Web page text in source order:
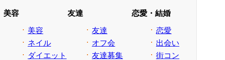
美容
美容
ネイル
ダイエット
友達
友達
オフ会
友達募集
恋愛・結婚
恋愛
出会い
街コン